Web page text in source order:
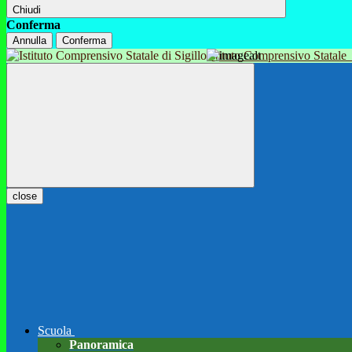
Chiudi
Conferma
Annulla Conferma
Istituto Comprensivo Statale
close
Scuola
Panoramica